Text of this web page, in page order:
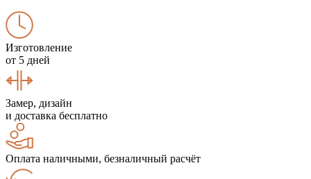
Изготовление
от 5 дней
Замер, дизайн
и доставка бесплатно
Оплата наличными, безналичный расчёт